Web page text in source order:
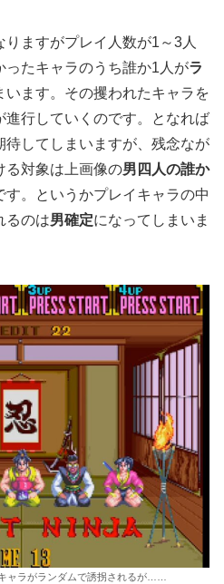
ますがプレイ人数が1～3人
たキャラのうち誰か1人がラ
います。その攫われたキャラを
進行していくのです。となれば
待してしまいますが、残念なが
る対象は上画像の男四人の誰か
。というかプレイキャラの中
るのは男確定になってしまいま
ラがランダムで誘拐されるが……